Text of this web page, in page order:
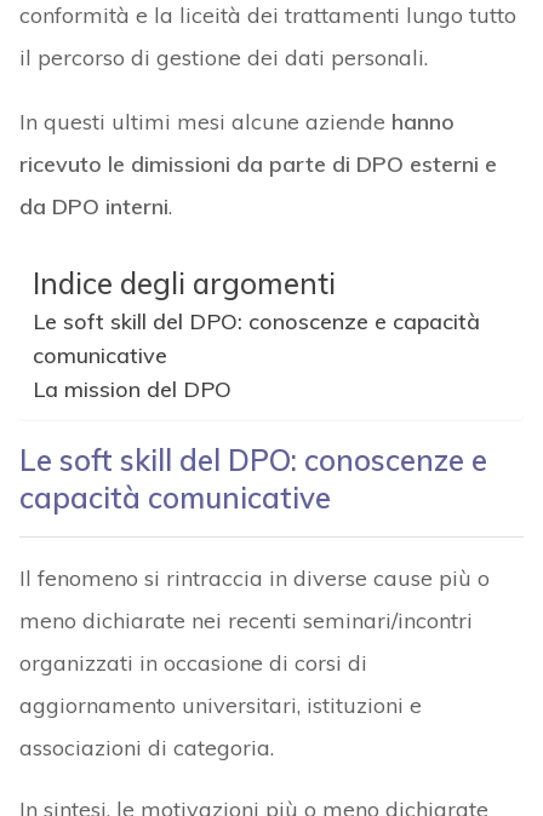
conformità e la liceità dei trattamenti lungo tutto
il percorso di gestione dei dati personali.
In questi ultimi mesi alcune aziende hanno
ricevuto le dimissioni da parte di DPO esterni e
da DPO interni.
Indice degli argomenti
Le soft skill del DPO: conoscenze e capacità
comunicative
La mission del DPO
Le soft skill del DPO: conoscenze e
capacità comunicative
Il fenomeno si rintraccia in diverse cause più o
meno dichiarate nei recenti seminari/incontri
organizzati in occasione di corsi di
aggiornamento universitari, istituzioni e
associazioni di categoria.
In sintesi, le motivazioni più o meno dichiarate